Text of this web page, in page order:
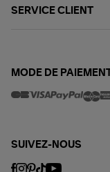
SERVICE CLIENT
MODE DE PAIEMENT
SUIVEZ-NOUS